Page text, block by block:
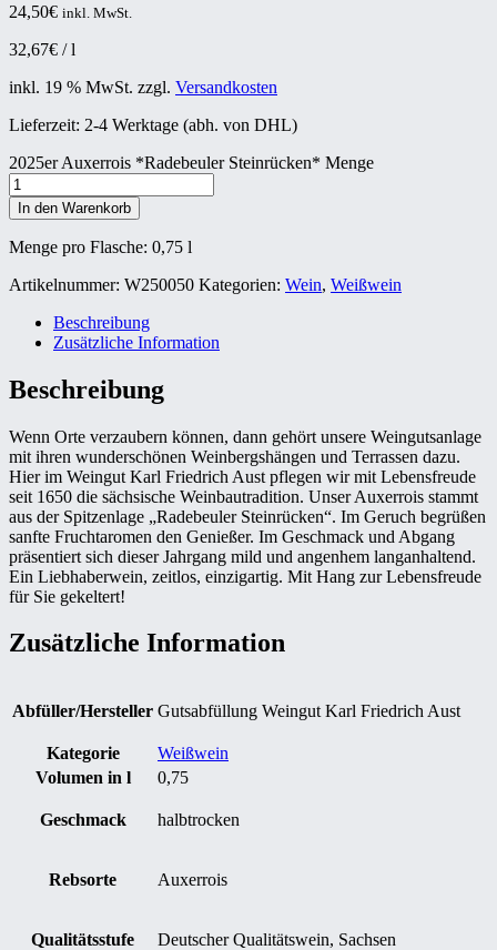
24,50€ inkl. MwSt.
32,67€ /l
inkl. 19 % MwSt. zzgl. Versandkosten
Lieferzeit: 2-4 Werktage (abh. von DHL)
2025er Auxerrois *Radebeuler Steinrücken* Menge
In den Warenkorb
Menge pro Flasche: 0,75 l
Artikelnummer: W250050 Kategorien: Wein, Weißwein
Beschreibung
Zusätzliche Information
Beschreibung
Wenn Orte verzaubern können, dann gehört unsere Weingutsanlage
mit ihren wunderschönen Weinbergshängen und Terrassen dazu.
Hier im Weingut Karl Friedrich Aust pflegen wir mit Lebensfreude
seit 1650 die sächsische Weinbautradition. Unser Auxerrois stammt
aus der Spitzenlage „Radebeuler Steinrücken“. Im Geruch begrüßen
sanfte Fruchtaromen den Genießer. Im Geschmack und Abgang
präsentiert sich dieser Jahrgang mild und angenhem langanhaltend.
Ein Liebhaberwein, zeitlos, einzigartig. Mit Hang zur Lebensfreude
für Sie gekeltert!
Zusätzliche Information
Abfüller/Hersteller Gutsabfüllung Weingut Karl Friedrich Aust
Kategorie
Weißwein
Volumen in l
0,75
Geschmack halbtrocken
Rebsorte Auxerrois
Qualitätsstufe Deutscher Qualitätswein, Sachsen